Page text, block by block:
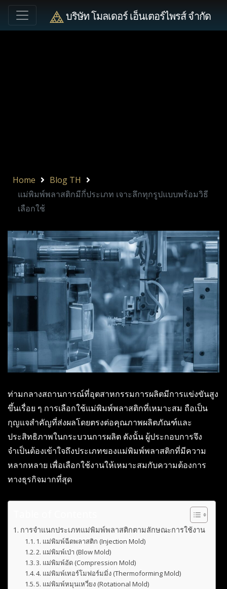
บริษัท โมลเดอร์ เอ็นเตอร์ไพรส์ จำกัด
Home
Blog TH
แม่พิมพ์พลาสติกมีกี่ประเภท เจาะลึกทุกรูปแบบพร้อมวิธี
เลือกใช้
ท่ามกลางสถานการณ์ที่อุตสาหกรรมการผลิตมีการแข่งขันสูง
ขึ้นเรื่อย ๆ การเลือกใช้แม่พิมพ์พลาสติกที่เหมาะสม ถือเป็น
กุญแจสำคัญที่ส่งผลโดยตรงต่อคุณภาพผลิตภัณฑ์และ
ประสิทธิภาพในกระบวนการผลิต ดังนั้น ผู้ประกอบการจึง
จำเป็นต้องเข้าใจถึงประเภทของแม่พิมพ์พลาสติกที่มีความ
หลากหลาย เพื่อเลือกใช้งานให้เหมาะสมกับความต้องการ
ทางธุรกิจมากที่สุด
การจำแนกประเภทแม่พิมพ์พลาสติกตามลักษณะการใช้งาน
1. แม่พิมพ์ฉีดพลาสติก (Injection Mold)
2. แม่พิมพ์เป่า (Blow Mold)
3. แม่พิมพ์อัด (Compression Mold)
4. แม่พิมพ์เทอร์โมฟอร์มมิ่ง (Thermoforming Mold)
5. แม่พิมพ์หมุนเหวี่ยง (Rotational Mold)